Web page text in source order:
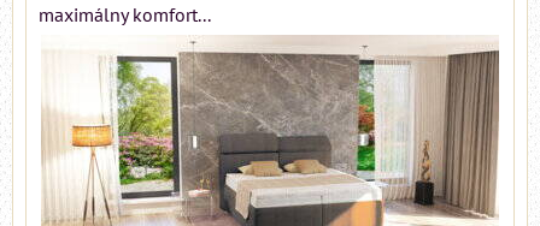
maximálny komfort...